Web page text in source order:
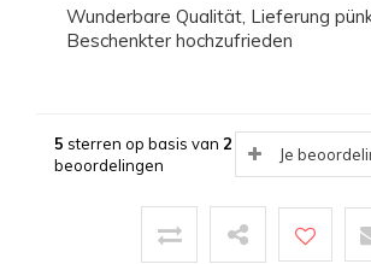
Wunderbare Qualität, Lieferung pünktlich,
Beschenkter hochzufrieden
5 sterren op basis van 2
beoordelingen
Je